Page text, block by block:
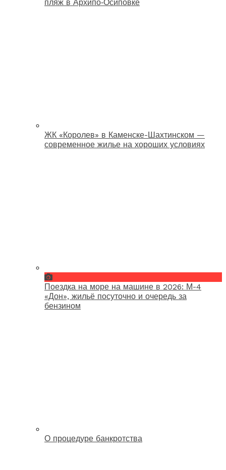
пляж в Архипо‑Осиповке
ЖК «Королев» в Каменске-Шахтинском —
современное жилье на хороших условиях
Поездка на море на машине в 2026: М-4
«Дон», жильё посуточно и очередь за
бензином
О процедуре банкротства